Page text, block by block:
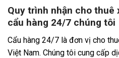
Quy trình nhận cho thuê
cẩu hàng 24/7 chúng tôi
Cẩu hàng 24/7 là đơn vị cho
Việt Nam. Chúng tôi cung cấp